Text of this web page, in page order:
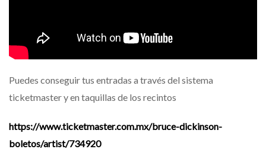
Puedes conseguir tus entradas a través del sistema
ticketmaster y en taquillas de los recintos
https://www.ticketmaster.com.mx/bruce-dickinson-
boletos/artist/734920